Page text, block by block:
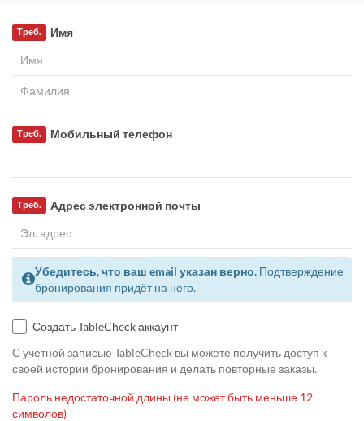
Имя
Треб.
Мобильный телефон
Треб.
Адрес электронной почты
Треб.
Убедитесь, что ваш email указан верно. Подтверждение
бронирования придёт на него.
Создать TableCheck аккаунт
С учетной записью TableCheck вы можете получить доступ к
своей истории бронирования и делать повторные заказы.
Пароль недостаточной длины (не может быть меньше 12
символов)